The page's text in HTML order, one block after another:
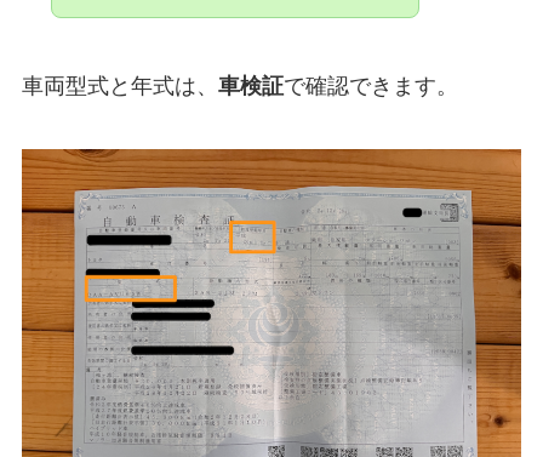
車両型式と年式は、 車検証で確認できます。